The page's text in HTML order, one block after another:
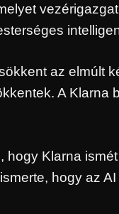
az elmúlt
A Klarna
hogy Klarna
hogy az